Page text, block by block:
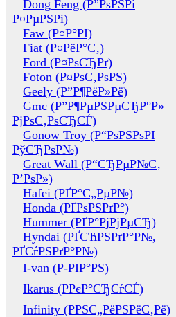
Dong Feng (Р”РѕРЅРі
Р¤РµРЅРі)
Faw (Р¤Р°РІ)
Fiat (Р¤РёР°С‚)
Ford (Р¤РѕСЂРґ)
Foton (Р¤РѕС‚РѕРЅ)
Geely (Р”Р¶РёР»Рё)
Gmc (Р”Р¶РµРЅРµСЂР°Р»
РјРѕС‚РѕСЂСЃ)
Gonow Troy (Р“РѕРЅРѕРІ
РўСЂРѕР№)
Great Wall (Р“СЂРµР№С‚
Р’РѕР»)
Hafei (РҐР°С„РµР№)
Honda (РҐРѕРЅРґР°)
Hummer (РҐР°РјРјРµСЂ)
Hyndai (РҐСЋРЅРґР°Р№,
РҐСѓРЅРґР°Р№)
I-van (Р-РІР°РЅ)
Ikarus (РРєР°СЂСѓСЃ)
Infinity (РРЅС„РёРЅРёС‚Рё)